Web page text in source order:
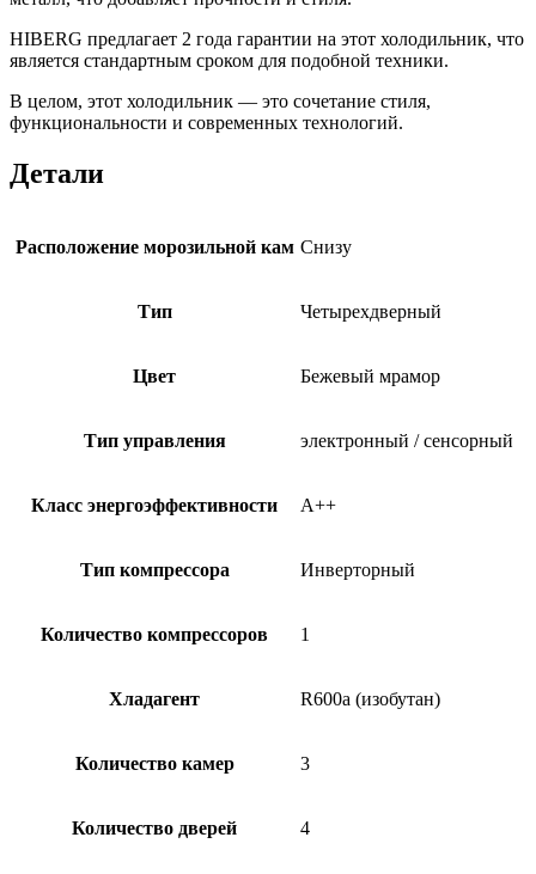
HIBERG предлагает 2 года гарантии на этот холодильник, что
является стандартным сроком для подобной техники.
В целом, этот холодильник — это сочетание стиля,
функциональности и современных технологий.
Детали
Расположение морозильной кам Снизу
Тип Четырехдверный
Цвет Бежевый мрамор
Тип управления электронный / сенсорный
Класс энергоэффективности A++
Тип компрессора Инверторный
Количество компрессоров 1
Хладагент R600a (изобутан)
Количество камер 3
Количество дверей 4